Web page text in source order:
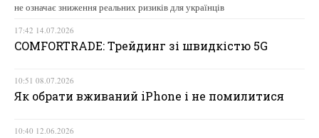
не означає зниження реальних ризиків для українців
17:42 14.07.2026
COMFORTRADE: Трейдинг зі швидкістю 5G
10:51 08.07.2026
Як обрати вживаний iPhone і не помилитися
10:40 12.06.2026